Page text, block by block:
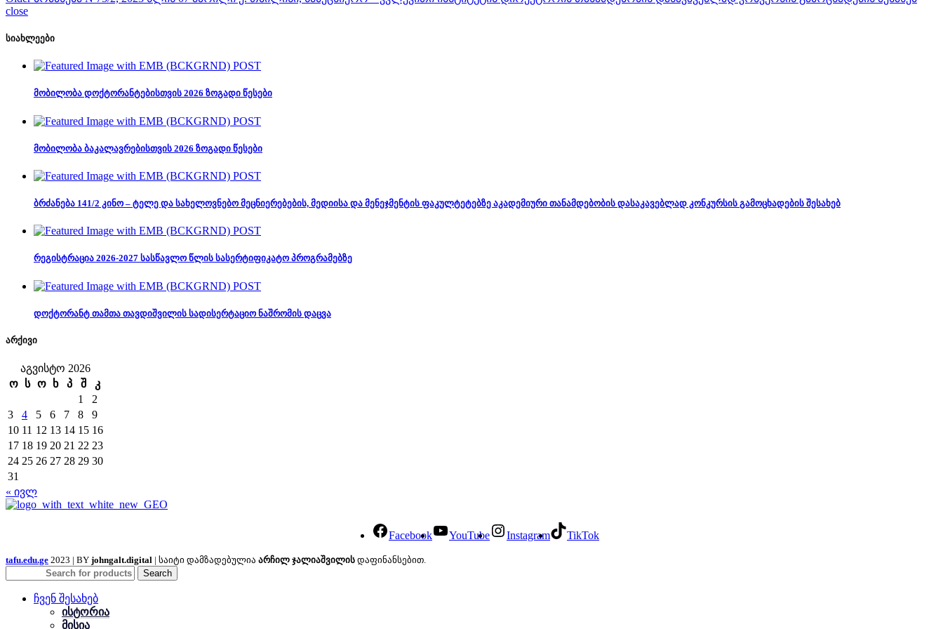
close
სიახლეები
მობილობა დოქტორანტებისთვის 2026 ზოგადი წესები
მობილობა ბაკალავრებისთვის 2026 ზოგადი წესები
ბრძანება 141/2 კინო – ტელე და სახელოვნებო მეცნიერებების, მედიისა და მენეჯმენტის ფაკულტეტებზე აკადემიური თანამდებობის დასაკავებლად კონკურსის გამოცხადების შესახებ
რეგისტრაცია 2026-2027 სასწავლო წლის სასერტიფიკატო პროგრამებზე
დოქტორანტ თამთა თავდიშვილის სადისერტაციო ნაშრომის დაცვა
არქივი
აგვისტო 2026
ო
ს ო ხ პ შ
კ
1
2
3
4 5 6 7 8
9
10 11 12 13 14 15 16
17 18 19 20 21 22 23
24 25 26 27 28 29 30
31
« ივლ
Facebook YouTube Instagram TikTok
tafu.edu.ge 2023 | BY johngalt.digital | საიტი დამზადებულია არჩილ ჯალიაშვილის დაფინანსებით.
Search
ჩვენ შესახებ
ისტორია
მისია